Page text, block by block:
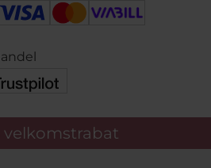
velkomstrabat